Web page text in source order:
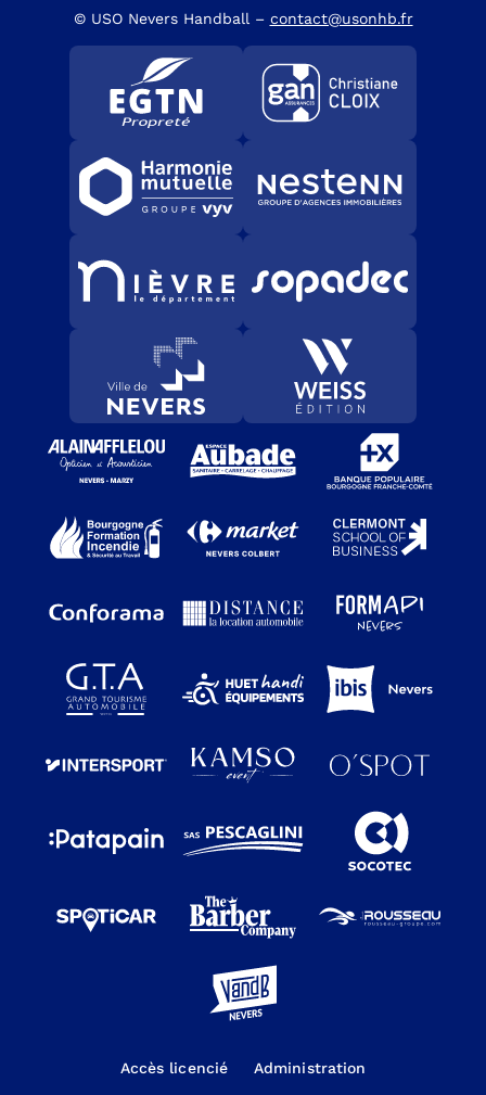
© USO Nevers Handball – contact@usonhb.fr
Accès licencié Administration